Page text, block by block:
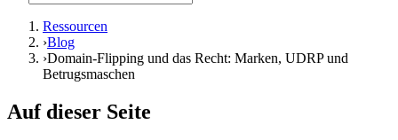
Ressourcen
›Blog
›Domain-Flipping und das Recht: Marken, UDRP und
Betrugsmaschen
Auf dieser Seite